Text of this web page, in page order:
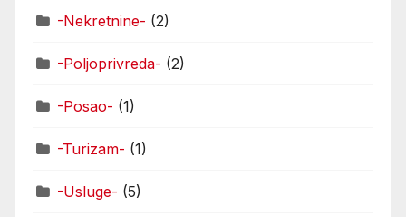
-Nekretnine- (2)
-Poljoprivreda- (2)
-Posao- (1)
-Turizam- (1)
-Usluge- (5)